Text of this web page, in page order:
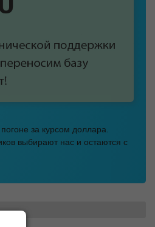
за курсом доллара.
выбирают нас и остаются с